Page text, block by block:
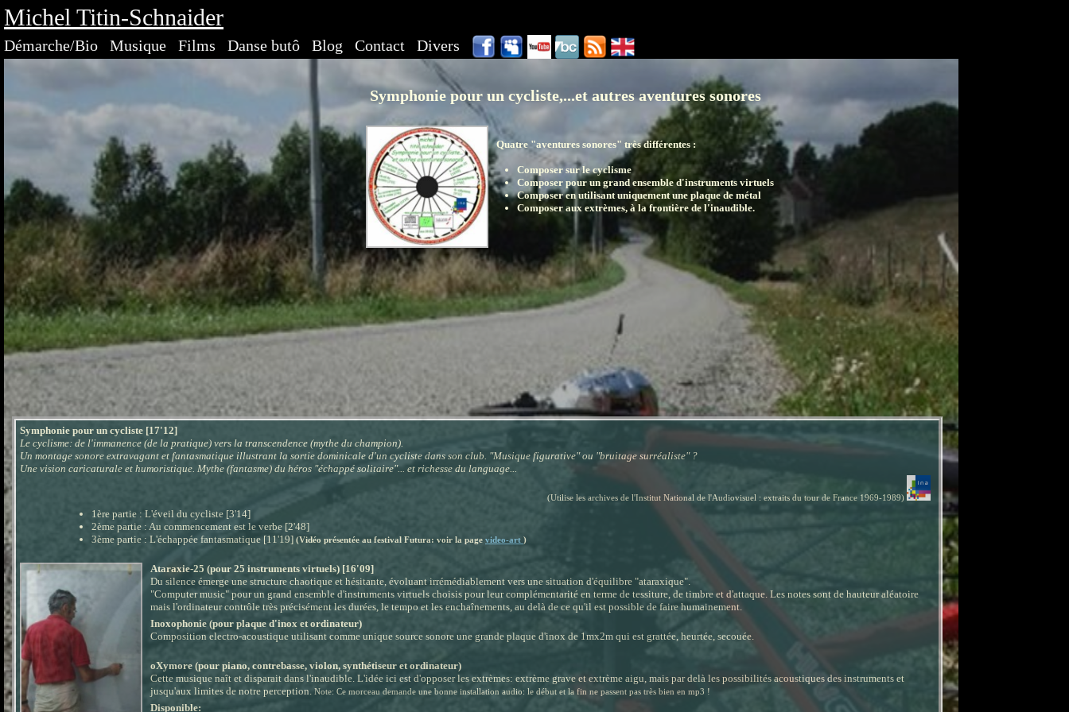
Michel Titin-Schnaider
Démarche/Bio Musique Films Danse butô Blog Contact Divers
Symphonie pour un cycliste,...et autres aventures sonores
Quatre "aventures sonores" très différentes :
Composer sur le cyclisme
Composer pour un grand ensemble d'instruments virtuels
Composer en utilisant uniquement une plaque de métal
Composer aux extrèmes, à la frontière de l'inaudible.
Symphonie pour un cycliste [17'12]
Le cyclisme: de l'immanence (de la pratique) vers la transcendence (mythe du champion).
Un montage sonore extravagant et fantasmatique illustrant la sortie dominicale d'un cycliste dans son club. "Musique figurative" ou "bruitage surréaliste" ?
Une vision caricaturale et humoristique. Mythe (fantasme) du héros "échappé solitaire"... et richesse du language...
(Utilise les archives de l'Institut National de l'Audiovisuel : extraits du tour de France 1969-1989)
1 ère partie : L'éveil du cycliste [3'14]
2ème partie : Au commencement est le verbe [2'48]
3ème partie : L'échappée fantasmatique [11'19] (Vidéo présentée au festival Futura: voir la page video-art )
Ataraxie-25 (pour 25 instruments virtuels) [16'09]
Du silence émerge une structure chaotique et hésitante, évoluant irrémédiablement vers une situation d'équilibre "ataraxique".
"Computer music" pour un grand ensemble d'instruments virtuels choisis pour leur complémentarité en terme de tessiture, de timbre et d'attaque. Les notes sont de hauteur aléatoire
mais l'ordinateur contrôle très précisément les durées, le tempo et les enchaînements, au delà de ce qu'il est possible de faire humainement.
Inoxophonie (pour plaque d'inox et ordinateur)
Composition electro-acoustique utilisant comme unique source sonore une grande plaque d'inox de 1mx2m qui est grattée, heurtée, secouée.
oXymore (pour piano, contrebasse, violon, synthétiseur et ordinateur)
Cette musique naît et disparait dans l'inaudible. L'idée ici est d'opposer les extrèmes: extrème grave et extrème aigu, mais par delà les possibilités acoustiques des instruments et
jusqu'aux limites de notre perception. Note: Ce morceau demande une bonne installation audio: le début et la fin ne passent pas très bien en mp3 !
Disponible: